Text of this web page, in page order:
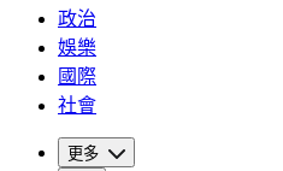
政治
娛樂
國際
社會
更多